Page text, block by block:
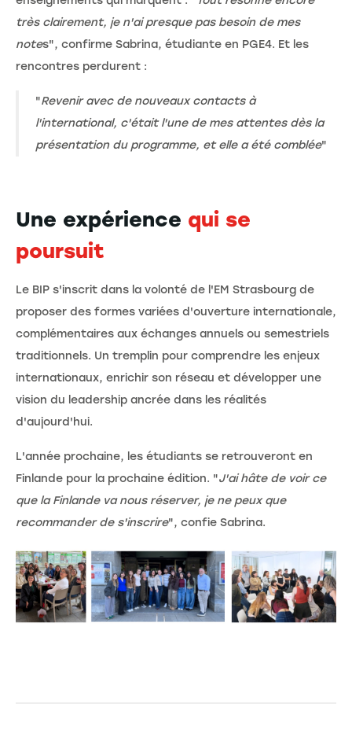
très clairement, je n'ai presque pas besoin de mes
notes", confirme Sabrina, étudiante en PGE4. Et les
rencontres perdurent :
"Revenir avec de nouveaux contacts à
l'international, c'était l'une de mes attentes dès la
présentation du programme, et elle a été comblée"
Une expérience qui se
poursuit
Le BIP s'inscrit dans la volonté de l'EM Strasbourg de
proposer des formes variées d'ouverture internationale,
complémentaires aux échanges annuels ou semestriels
traditionnels. Un tremplin pour comprendre les enjeux
internationaux, enrichir son réseau et développer une
vision du leadership ancrée dans les réalités
d'aujourd'hui.
L'année prochaine, les étudiants se retrouveront en
Finlande pour la prochaine édition. "J'ai hâte de voir ce
que la Finlande va nous réserver, je ne peux que
recommander de s'inscrire", confie Sabrina.